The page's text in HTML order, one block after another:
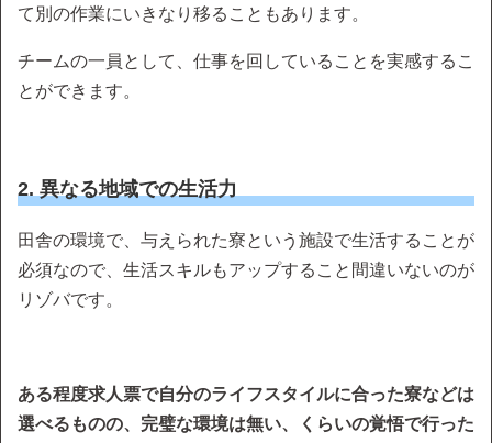
て別の作業にいきなり移ることもあります。
チームの一員として、仕事を回していることを実感するこ
とができます。
2. 異なる地域での生活力
田舎の環境で、与えられた寮という施設で生活することが
必須なので、生活スキルもアップすること間違いないのが
リゾバです。
ある程度求人票で自分のライフスタイルに合った寮などは
選べるものの、完璧な環境は無い、くらいの覚悟で行った